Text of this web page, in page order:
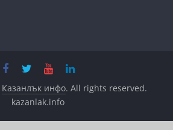
Казанлък инфо. All rights reserved.
kazanlak.info